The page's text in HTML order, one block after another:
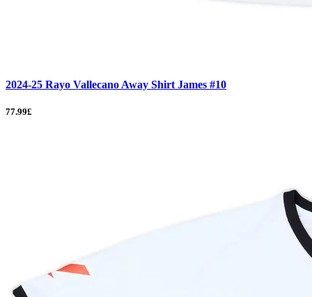
2024-25 Rayo Vallecano Away Shirt James #10
77.99£